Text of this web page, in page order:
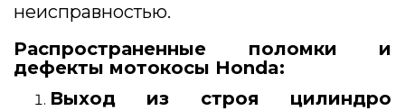
неисправностью.
Распространенные поломки и
дефекты мотокосы Honda:
Выход из строя цилиндро